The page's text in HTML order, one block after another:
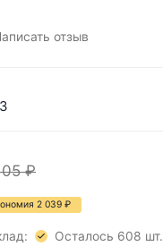
отзыв
₽
2 039 ₽
Осталось 608 шт.